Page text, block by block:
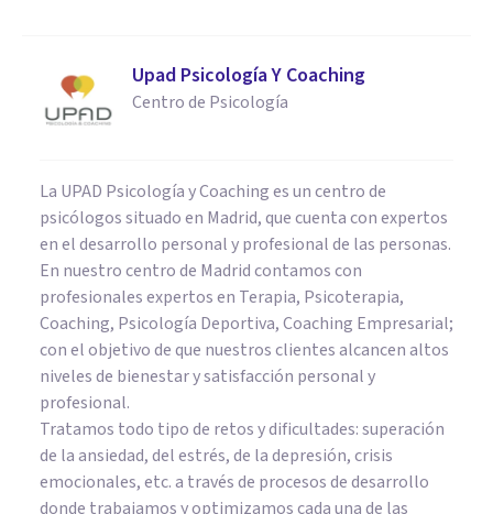
Upad Psicología Y Coaching
Centro de Psicología
La UPAD Psicología y Coaching es un centro de
psicólogos situado en Madrid, que cuenta con expertos
en el desarrollo personal y profesional de las personas.
En nuestro centro de Madrid contamos con
profesionales expertos en Terapia, Psicoterapia,
Coaching, Psicología Deportiva, Coaching Empresarial;
con el objetivo de que nuestros clientes alcancen altos
niveles de bienestar y satisfacción personal y
profesional.
Tratamos todo tipo de retos y dificultades: superación
de la ansiedad, del estrés, de la depresión, crisis
emocionales, etc. a través de procesos de desarrollo
donde trabajamos y optimizamos cada una de las